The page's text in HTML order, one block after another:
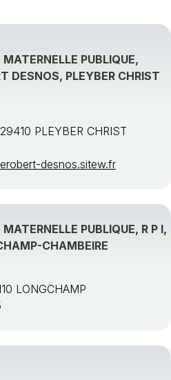
de formation »
MATERNELLE PUBLIQUE,
DESNOS, PLEYBER CHRIST
PLEYBER CHRIST
desnos.sitew.fr
MATERNELLE PUBLIQUE, R P I,
CHAMBEIRE
LONGCHAMP